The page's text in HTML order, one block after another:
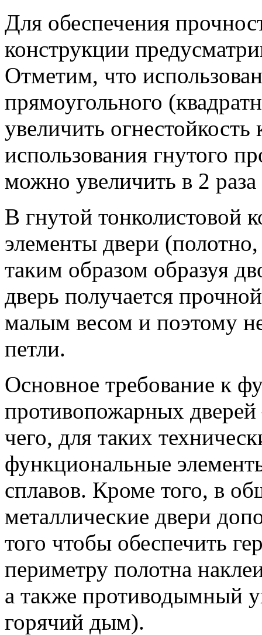
Для обеспечения
конструкции
Отметим, что
прямоугольного
увеличить
использования гнутого
можно увеличить в 2
В гнутой тонколистовой
элементы двери
таким образом образуя
дверь получается
малым весом и поэтому
петли.
Основное требование к
противопожарных дверей
чего, для таких
функциональные
сплавов. Кроме того, в
металлические двери
того чтобы обеспечить
периметру полотна
а также противодымный
горячий дым).